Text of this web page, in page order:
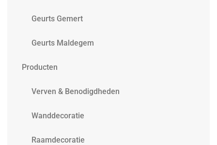
Geurts Gemert
Geurts Maldegem
Producten
Verven & Benodigdheden
Wanddecoratie
Raamdecoratie